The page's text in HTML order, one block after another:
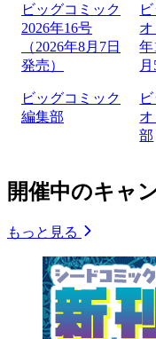
ビッグコミック
2026年16号
（2026年8月7日
発売）
ビッグコミック
編集部
年
部
開催中のキャ
もっと見る